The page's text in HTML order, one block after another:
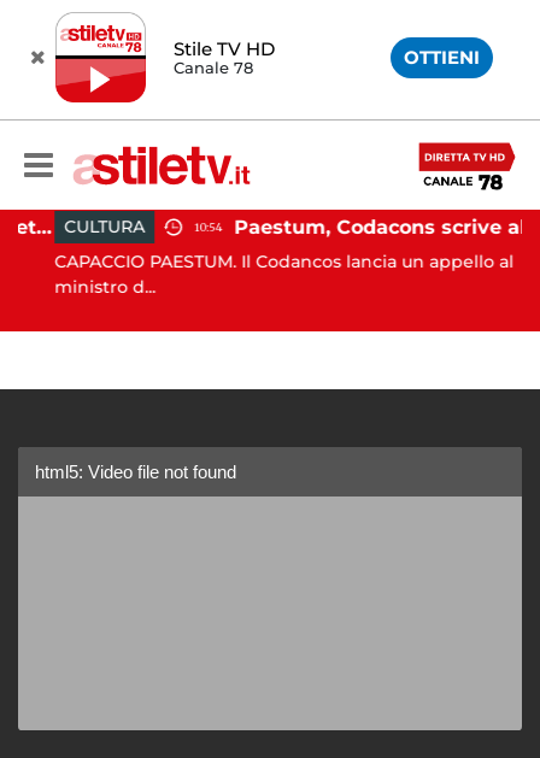
Stile TV HD
Canale 78 OTTIENI
Martina Carbonaro, braccialetto elettronico per i genitori della 14enne uccisa dall'ex CULTURA 10:54 Paestum, Codacons scrive al ministro Giuli: "Rilanciare scavi dell'Anfiteatro nell'area archeologica"
CAPACCIO PAESTUM. Il Codancos lancia un appello al
ministro d...
html5: Video file not found